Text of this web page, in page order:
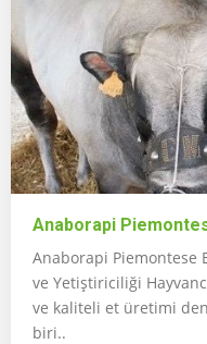
Anaborapi
Anaborapi Piemontese
ve Yetiştiriciliği
ve kaliteli et üretimi
biri..